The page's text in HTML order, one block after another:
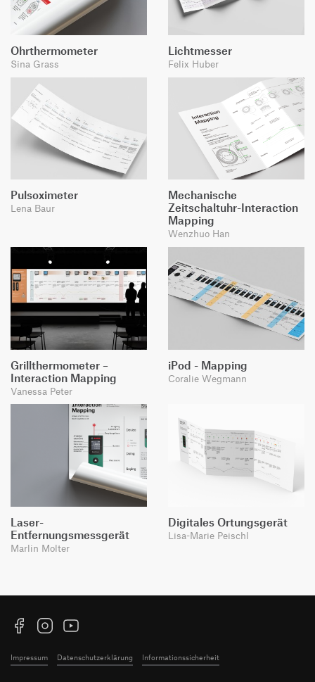
Ohrthermometer
Sina Grass
Lichtmesser
Felix Huber
Pulsoximeter
Lena Baur
Mechanische
Zeitschaltuhr-Interaction
Mapping
Wenzhuo Han
Grillthermometer –
Interaction Mapping
Vanessa Peter
iPod - Mapping
Coralie Wegmann
Laser-
Entfernungsmessgerät
Marlin Molter
Digitales Ortungsgerät
Lisa-Marie Peischl
FacebookInstagramYouTube
Impressum Datenschutzerklärung Informationssicherheit